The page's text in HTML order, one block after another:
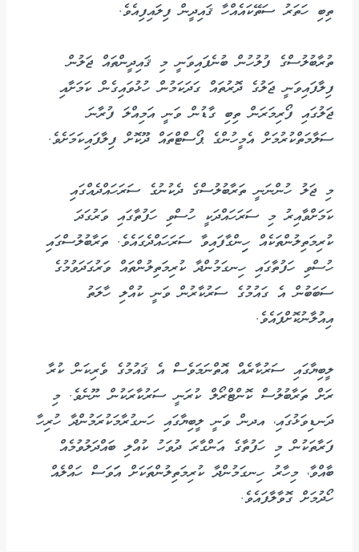
ތިބި ހަތަރު ސަތޭކައެއްހާ ޤައިދީން ފިލައިފިއެވެ.
ތުރާބުލުސްގެ ފުލުހުން ބުނެފައިވަނީ މި ޤައިދީންތައް ޖަލުން
ފިލާފައިވަނީ ޖަލުގެ ދޮރުތައް ގަދަކަމުން ހުޅުވައިގެން ކަމަށާއި
ޖަލުގައި ފޯރިމަރަން ތިބި ގާޑުން ވަނީ އަމިއްލަ ފުރާނަ
ސަލާމަތްކުރުމަށް އެމީހުންގެ ޕޯސްޓްތައް ދޫކޮށް ފިލާފައިކަމަށެވެ.
މި ޖަލު ހުންނަނީ ތަރާބުލުސްގެ ދެކުނުގެ ސަރަހައްދެއްގައި
ކަމަށްވާއިރު މި ސަރަހައްދަކީ ހުސްވި ހަފުތާގައި ވަރުގަދަ
ކުރިމަތިލުންތަކެއް ހިިންގާފައިވާ ސަރަހައްދެގައެވެ. ތަރާބުލުސްގައި
ހުސްވި ހަފުތާގައި ހިނގަމުންދާ ކުރިމަތިލުންތައް ވަރުގަދަވުމުގެ
ސަބަބުން އެ ގައުމުގެ ސަރުކާރުން ވަނީ ކުއްލި ހާލަތު
އިއުލާނުކޮށްފައެވެ.
ލީބިޔާގައި ސަރުކާރެއް އޮތްނަމަވެސް އެ ޤައުމުގެ ވެރިކަން ކުރާ
ރަށް ތަރާބުލުސް ކޮންޓްރޯލް ކުރަނީ ސަރުކާރަކުން ނޫނެވެ. މި
ދަނޑިވަޅުގައި، އދން ވަނީ ލީބިޔާގައި ހަނގުރާމަކުރަމުންދާ ހުރިހާ
ފަރާތަކުން މި ހަފުތާގެ އަންގާރަ ދުވަހު ކުއްލި ބައްދަލުވުމެއް
ބާއްވާ، މިހާރު ހިނގަމުންދާ ކުރިމަތިލުންތަކަށް އަަވަސް ހައްލެއް
ހޯދުމަށް ގޮވާލާފައެވެ.